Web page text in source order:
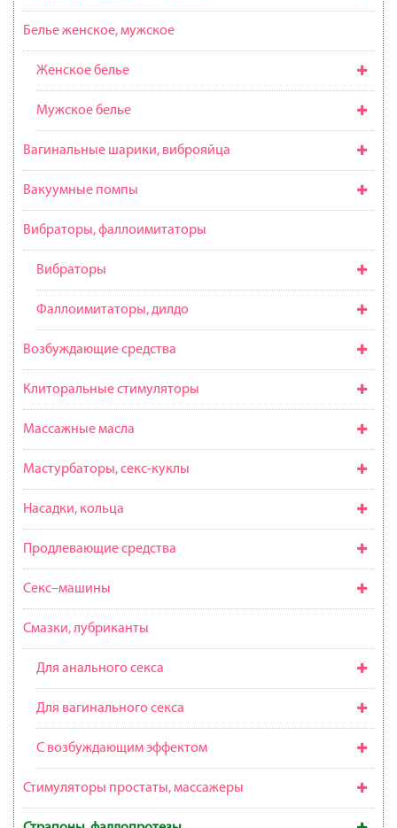
Белье женское, мужское
Женское белье
Мужское белье
Вагинальные шарики, виброяйца
Вакуумные помпы
Вибраторы, фаллоимитаторы
Вибраторы
Фаллоимитаторы, дилдо
Возбуждающие средства
Клиторальные стимуляторы
Массажные масла
Мастурбаторы, секс-куклы
Насадки, кольца
Продлевающие средства
Секс–машины
Смазки, лубриканты
Для анального секса
Для вагинального секса
С возбуждающим эффектом
Стимуляторы простаты, массажеры